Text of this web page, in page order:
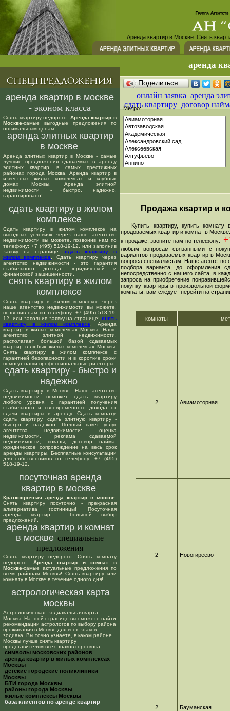
Аренда квартир в Москве. Снять
аренда
аренда квартир в москве
- эконом класса
Снять квартиру недорого. Аренда квартир в
Москве-самые выгодные предложения по
оптимальным ценам!
аренда элитных квартир
в москве
Аренда элитных квартир в Москве - самые
лучшие предложения сдаваемых в аренду
элитных квартир, в самых престижных
районах города Москва. Аренда квартир в
известных жилых комплексах и клубных
домах Москвы. Аренда элитной
недвижимости - быстро, надежно,
гарантировано!
сдать квартиру в жилом
комплексе
Сдать квартиру в жилом комплексе на
выгодных условиях через наше агентство
недвижимости вы можете, позвонив нам по
телефону: +7 (495) 518-19-12, или заполнив
заявку на странице:сдать квартиру в
жилом комплексе . Сдать квартиру через
агентство недвижимости - это гарантия
стабильного дохода, юридической и
финансовой защищенности.
снять квартиру в жилом
комплексе
Снять квартиру в жилом комплексе через
наше агентство недвижимости вы можете,
позвонив нам по телефону: +7 (495) 518-19-
12, или заполнив заявку на странице: снять
квартиру в жилом комплексе . Аренда
квартир в жилых комплексах Москвы. Наше
агентство элитной недвижимости,
располагает большой базой сдаваемых
квартир в любых жилых комплексах Москвы.
Снять квартиру в жилом комплексе с
гарантией безопасности и в короткие сроки
помогут наши профессиональные риэлторы.
сдать квартиру - быстро и
надежно
Сдать квартиру в Москве. Наше агентство
недвижимости поможет сдать квартиру
любого уровня, с гарантией получения
стабильного и своевременного дохода от
сдачи квартиры в аренду. Сдать комнату,
сдать квартиру, сдать элитную квартиру -
быстро и надежно. Полный пакет услуг
агентства недвижимости: оценка
недвижимости, реклама сдаваемой
недвижимости, показы, договор найма,
юридическое сопровождение на весь срок
аренды квартиры. Бесплатные консультации
для собственников по телефону: +7 (495)
518-19-12.
посуточная аренда
квартир в москве
Краткосрочная аренда квартир в москве
Снять квартиру посуточно - прекрасная
альтернатива гостиницы! Посуточная
аренда квартир - большой выбор
предложений.
аренда квартир и комнат
в москве специальные
предложения
Снять квартиру недорого. Снять комнату
недорого. Аренда квартир и комнат в
Москве-самые актуальные предложения по
всем районам Москвы! Снять квартиру или
комнату в Москве в течение одного дня!
астрологическая карта
москвы
Астрологическая, зодиакальная карта
Москвы. На этой странице вы сможете найти
рекомендации астрологов по выбору района
проживания в Москве для всех знаков
зодиака. Вы точно узнаете, в каком районе
Москвы лучше снять квартиру
представителям всех знаков гороскопа.
cимволы московских районов
аренда квартир в жилых комплексах
Москвы
детские городские поликлиники
Москвы
БТИ города Москвы
районы города Москвы
жилые комплексы Москвы
база клиентов по аренде квартир
Поделиться…
онлайн заявка аренда
сдать квартиру договор
Метро:
Продажа квартир и
Купить квартиру, купить комнату
продоваемых квартир и комнат в
к продаже, звоните нам по телефону:
любым вопросам связанными с
вариантов продаваемых квартир в
вопроса специалистам. Наше агентство
подбора варианта, до оформления
непосредственно с нашего сайта, в
запроса на приобретение
покупку квартиры в произвольной
комнаты, вам следует перейти на
комнаты
2 Авиамоторная
2 Новогиреево
2 Бауманская